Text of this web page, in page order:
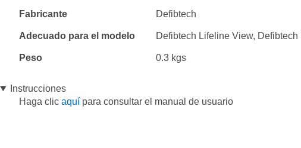
Fabricante Defibtech
Adecuado para el modelo Defibtech Lifeline View,
Peso 0.3 kgs
Instrucciones
Haga clic aquí para consultar el manual de usuario